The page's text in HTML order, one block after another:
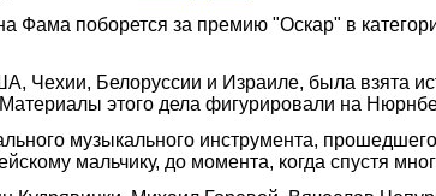
Фама поборется за премию "Оскар" в
Чехии, Белоруссии и Израиле, была взята
этого дела фигурировали на
музыкального инструмента,
мальчику, до момента, когда спустя